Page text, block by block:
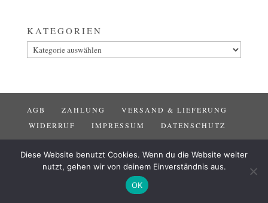
KATEGORIEN
Kategorien
AGB ZAHLUNG
VERSAND & LIEFERUNG
WIDERRUF
IMPRESSUM DATENSCHUTZ
Diese Website benutzt Cookies. Wenn du die Website weiter
nutzt, gehen wir von deinem Einverständnis aus.
OK